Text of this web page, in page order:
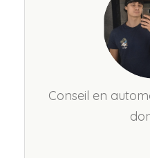
Conseil en